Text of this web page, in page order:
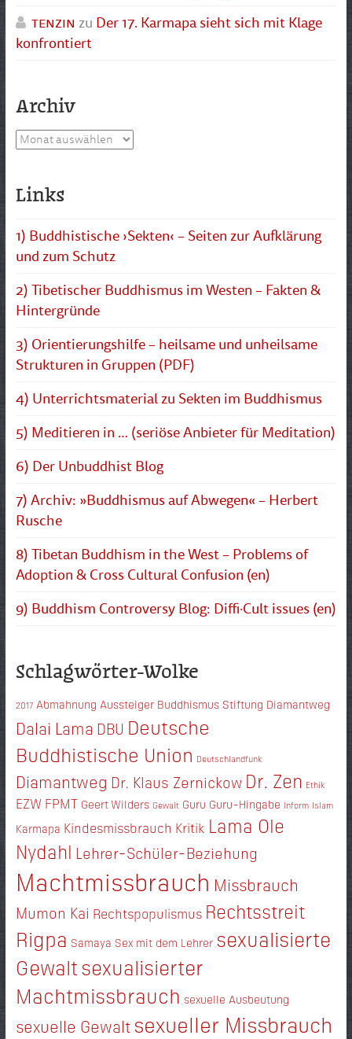
tenzin zu Der 17. Karmapa sieht sich mit Klage
konfrontiert
Archiv
Archiv
Links
1) Buddhistische ›Sekten‹ – Seiten zur Aufklärung
und zum Schutz
2) Tibetischer Buddhismus im Westen – Fakten &
Hintergründe
3) Orientierungshilfe – heilsame und unheilsame
Strukturen in Gruppen (PDF)
4) Unterrichtsmaterial zu Sekten im Buddhismus
5) Meditieren in … (seriöse Anbieter für Meditation)
6) Der Unbuddhist Blog
7) Archiv: »Buddhismus auf Abwegen« – Herbert
Rusche
8) Tibetan Buddhism in the West – Problems of
Adoption & Cross Cultural Confusion (en)
9) Buddhism Controversy Blog: Diffi·Cult issues (en)
Schlagwörter-Wolke
2017 Abmahnung Aussteiger Buddhismus Stiftung Diamantweg
Dalai Lama DBU Deutsche
Buddhistische Union Deutschlandfunk
Diamantweg Dr. Klaus Zernickow Dr. Zen Ethik
EZW FPMT Geert Wilders Gewalt Guru Guru-Hingabe Inform Islam
Karmapa Kindesmissbrauch Kritik Lama Ole
Nydahl Lehrer-Schüler-Beziehung
Machtmissbrauch Missbrauch
Mumon Kai Rechtspopulismus Rechtsstreit
Rigpa Samaya Sex mit dem Lehrer sexualisierte
Gewaltsexualisierter
Machtmissbrauch sexuelle Ausbeutung
sexuelle Gewalt sexueller Missbrauch